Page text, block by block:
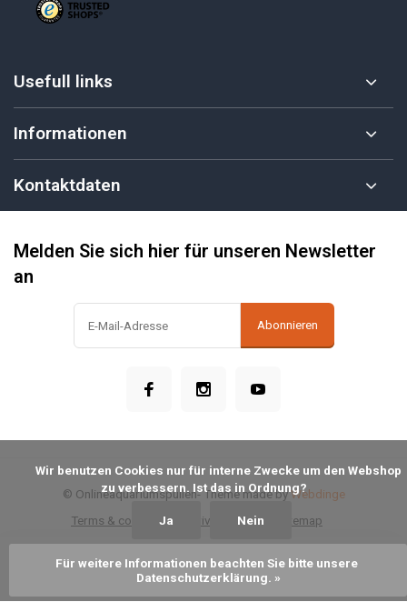
Zum Warenkorb hinzufügen
Usefull links
Informationen
Kontaktdaten
Melden Sie sich hier für unseren Newsletter
an
Abonnieren
Terms & conditions Privacy Policy Sitemap
© Onlineaquariumspullen- Theme made byWebdinge
zu verbessern. Ist das in Ordnung?
Ja Nein
Für weitere Informationen beachten Sie bitte unsere
Datenschutzerklärung. »